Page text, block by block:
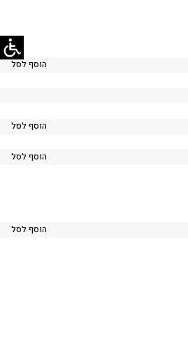
הוסף לסל
הוסף לסל
הוסף לסל
הוסף לסל